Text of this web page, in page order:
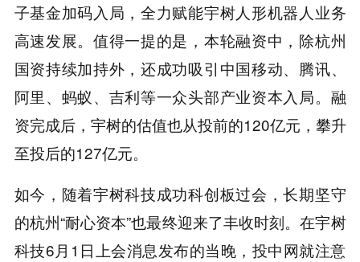
子基金加码入局，全力赋能宇树人形机器人业务
高速发展。值得一提的是，本轮融资中，除杭州
国资持续加持外，还成功吸引中国移动、腾讯、
阿里、蚂蚁、吉利等一众头部产业资本入局。融
资完成后，宇树的估值也从投前的120亿元，攀升
至投后的127亿元。
如今，随着宇树科技成功科创板过会，长期坚守
的杭州“耐心资本”也最终迎来了丰收时刻。在宇树
科技6月1日上会消息发布的当晚，投中网就注意